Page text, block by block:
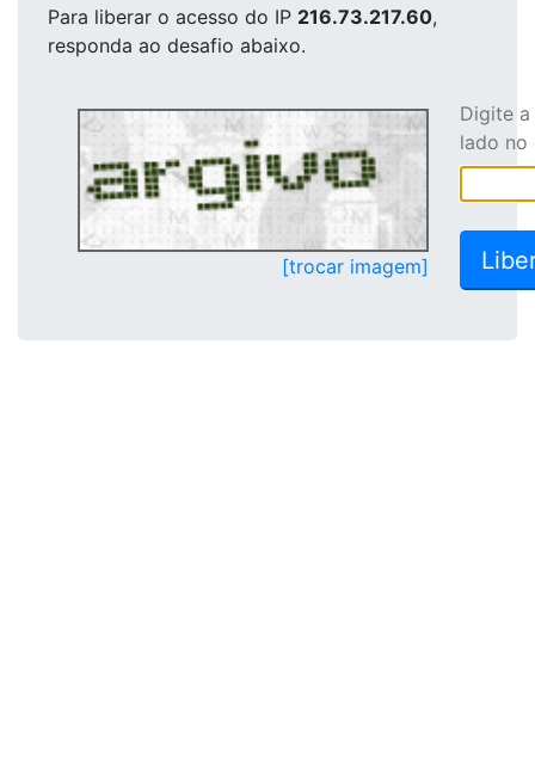
Para liberar o acesso do IP 216.73.217.60,
responda ao desafio abaixo.
[trocar imagem]
Digite
lado no